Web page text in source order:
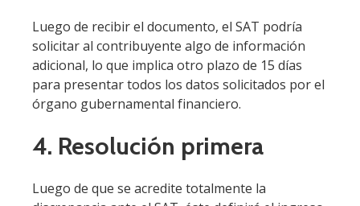
Luego de recibir el documento, el SAT podría
solicitar al contribuyente algo de información
adicional, lo que implica otro plazo de 15 días
para presentar todos los datos solicitados por el
órgano gubernamental financiero.
4. Resolución primera
Luego de que se acredite totalmente la